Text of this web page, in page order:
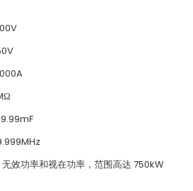
效功率和视在功率，范围高达 750kW